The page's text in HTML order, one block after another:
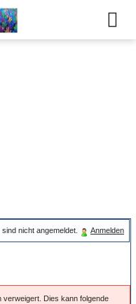
sind nicht angemeldet. Anmelden
verweigert. Dies kann folgende